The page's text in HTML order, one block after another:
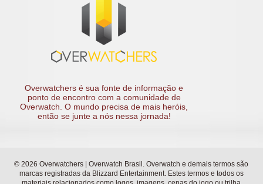
Overwatchers é sua fonte de informação e
ponto de encontro com a comunidade de
Overwatch. O mundo precisa de mais heróis,
então se junte a nós nessa jornada!
© 2026 Overwatchers | Overwatch Brasil. Overwatch e demais termos são
marcas registradas da Blizzard Entertainment. Estes termos e todos os